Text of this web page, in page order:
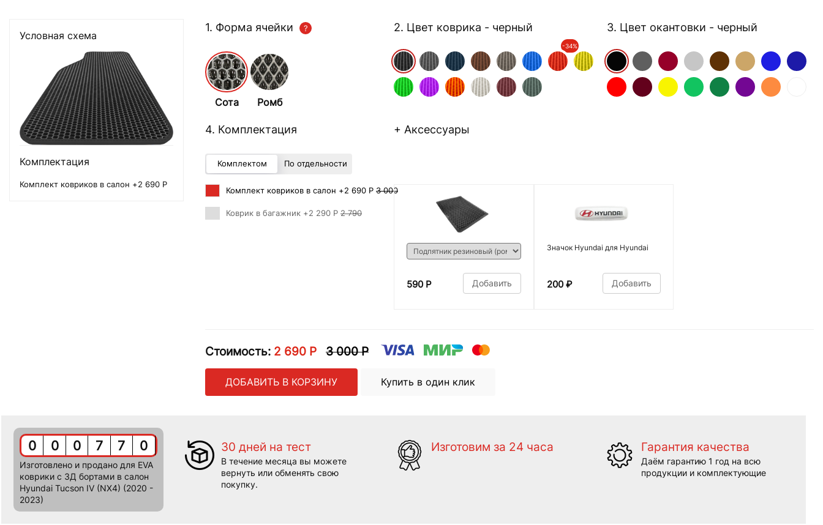
1. Форма ячейки
Сота Ромб
2. Цвет коврика - черный
-34%
3. Цвет окантовки - черный
4. Комплектация
Комплектом По отдельности
Комплект ковриков в салон +2 690 Р 3 000
Коврик в багажник +2 290 Р 2 790
+ Аксессуары
590 Р Добавить
Значок Hyundai для Hyundai
200 ₽ Добавить
Стоимость: 2 690 Р 3 000 Р
ДОБАВИТЬ В КОРЗИНУ Купить в один клик
Условная схема
Комплектация
Комплект ковриков в салон +2 690 Р
0 0 0 7 7 0
Изготовлено и продано для EVA
коврики c 3Д бортами в салон
Hyundai Tucson IV (NX4) (2020 -
2023)
30 дней на тест
В течение месяца вы можете
вернуть или обменять свою
покупку.
Изготовим за 24 часа Гарантия качества
Даём гарантию 1 год на всю
продукции и комплектующие